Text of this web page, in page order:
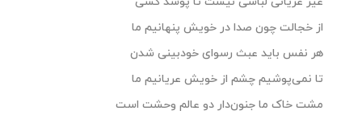
از خجالت چون صدا در خویش پنهانیم ما
هر نفس باید عبث رسوای خودبینی شدن
تا نمی‌پوشیم چشم از خویش عریانیم ما
مشت خاک ما جنون‌دار دو عالم وحشت است